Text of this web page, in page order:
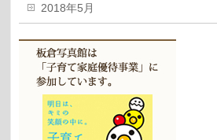
2018年5月